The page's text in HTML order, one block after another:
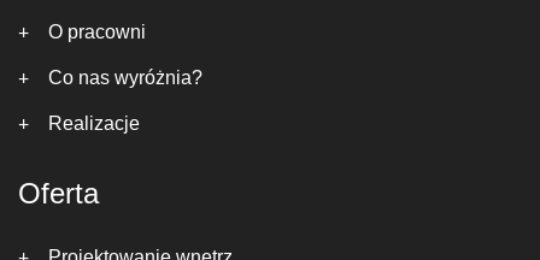
O pracowni
Co nas wyróżnia?
Realizacje
Oferta